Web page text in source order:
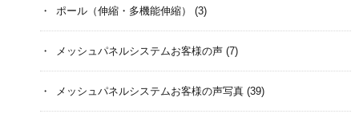
ポール（伸縮・多機能伸縮） (3)
メッシュパネルシステムお客様の声 (7)
メッシュパネルシステムお客様の声写真 (39)